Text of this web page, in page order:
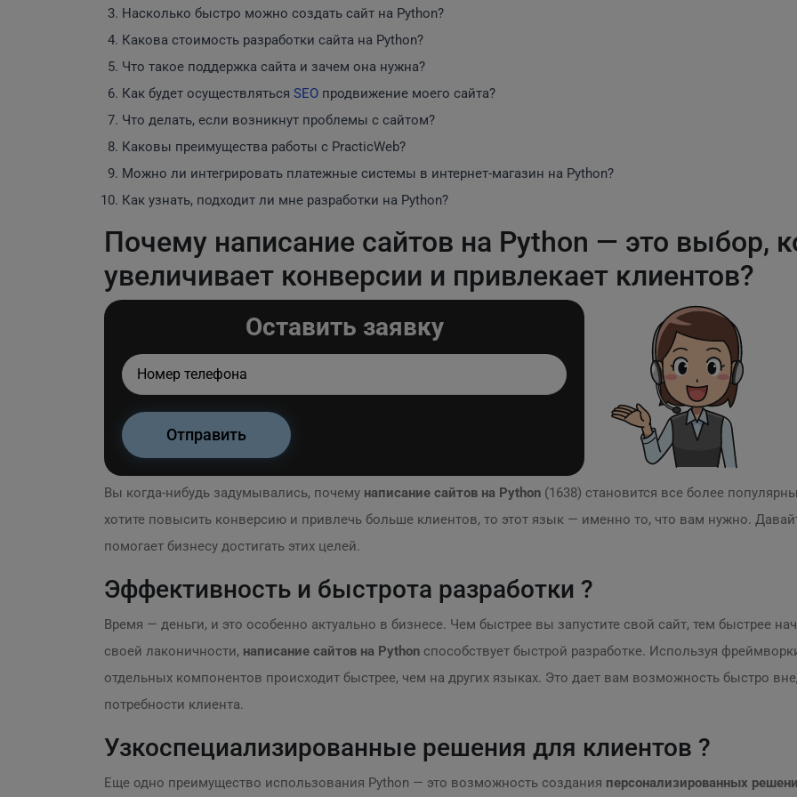
Насколько быстро можно создать сайт на Python?
Какова стоимость разработки сайта на Python?
Что такое поддержка сайта и зачем она нужна?
Как будет осуществляться SEO продвижение моего сайта?
Что делать, если возникнут проблемы с сайтом?
Каковы преимущества работы с PracticWeb?
Можно ли интегрировать платежные системы в интернет-магазин на Python?
Как узнать, подходит ли мне разработки на Python?
Почему написание сайтов на Python — это выбор,
увеличивает конверсии и привлекает клиентов?
Оставить заявку
Вы когда-нибудь задумывались, почему написание сайтов на Python (1638) становится все более
хотите повысить конверсию и привлечь больше клиентов, то этот язык — именно то, что вам нужно.
помогает бизнесу достигать этих целей.
Эффективность и быстрота разработки ?
Время — деньги, и это особенно актуально в бизнесе. Чем быстрее вы запустите свой сайт, тем быстрее
своей лаконичности, написание сайтов на Python способствует быстрой разработке. Используя
отдельных компонентов происходит быстрее, чем на других языках. Это дает вам возможность быстро
потребности клиента.
Узкоспециализированные решения для клиентов ?
Еще одно преимущество использования Python — это возможность создания персонализированных